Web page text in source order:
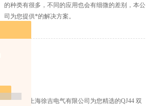
的种类有很多，不同的应用也会有细微的差别，本公
司为您提供*的解决方案。
本目录是上海徐吉电气有限公司为您精选的QJ44 双